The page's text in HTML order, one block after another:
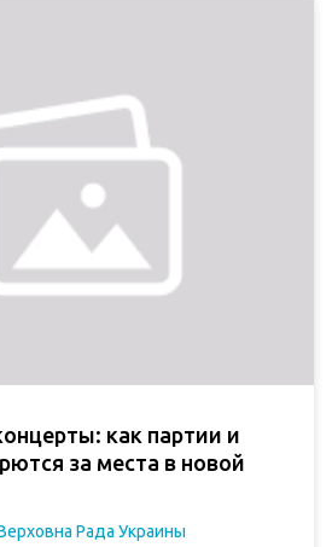
как партии и
за места в новой
Рада Украины